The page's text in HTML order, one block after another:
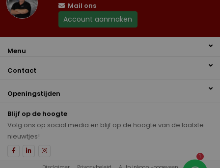
Mail ons
Account aanmaken
Menu
Contact
Openingstijden
Blijf op de hoogte
Volg ons op social media en blijf op de hoogte van de laatste
nieuwtjes!
1